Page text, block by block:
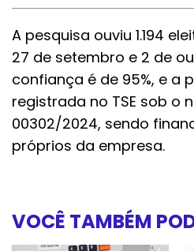
A pesquisa ouviu 1.194
27 de setembro e 2 de
confiança é de 95%, e a
registrada no TSE sob o
00302/2024, sendo
próprios da empresa.
VOCÊ TAMBÉM